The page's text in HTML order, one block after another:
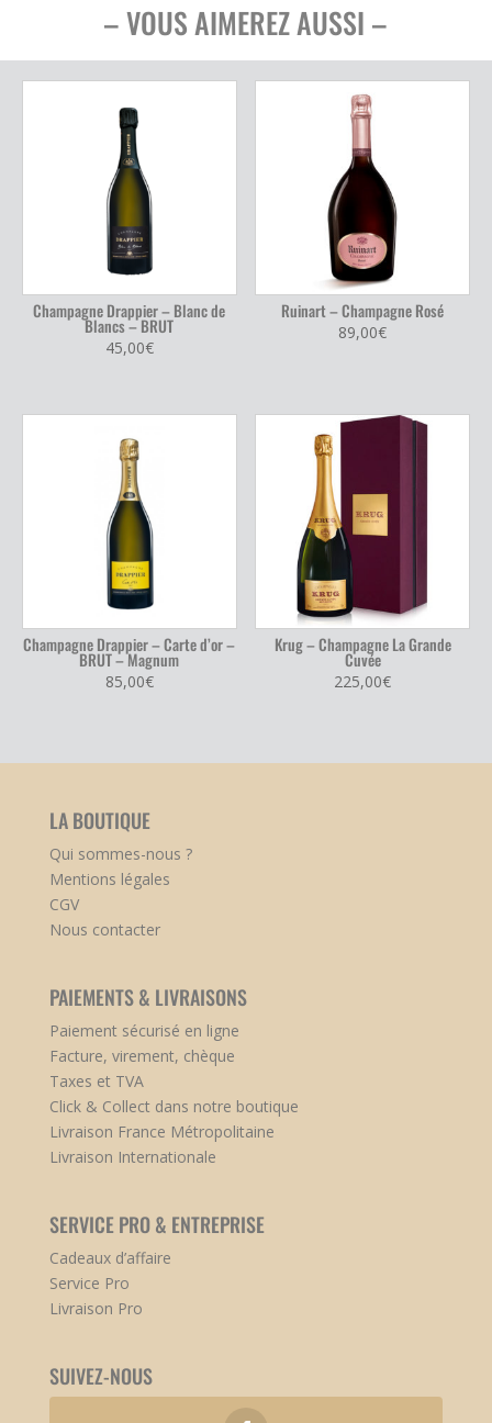
– VOUS AIMEREZ AUSSI –
Champagne Drappier – Blanc de
Blancs – BRUT
45,00€
Ruinart – Champagne Rosé
89,00€
Champagne Drappier – Carte d’or –
BRUT – Magnum
85,00€
Krug – Champagne La Grande
Cuvée
225,00€
LA BOUTIQUE
Qui sommes-nous ?
Mentions légales
CGV
Nous contacter
PAIEMENTS & LIVRAISONS
Paiement sécurisé en ligne
Facture, virement, chèque
Taxes et TVA
Click & Collect dans notre boutique
Livraison France Métropolitaine
Livraison Internationale
SERVICE PRO & ENTREPRISE
Cadeaux d’affaire
Service Pro
Livraison Pro
SUIVEZ-NOUS